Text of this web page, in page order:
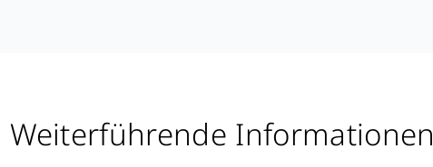
Weiterführende Informationen